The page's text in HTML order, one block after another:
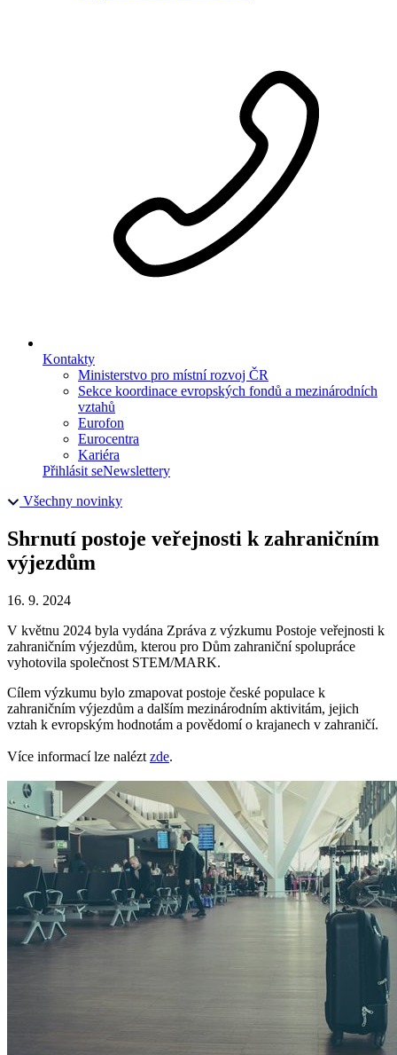
Kontakty
Ministerstvo pro místní rozvoj ČR
Sekce koordinace evropských fondů a mezinárodních
vztahů
Eurofon
Eurocentra
Kariéra
Přihlásit seNewslettery
Všechny novinky
Shrnutí postoje veřejnosti k zahraničním
výjezdům
16. 9. 2024
V květnu 2024 byla vydána Zpráva z výzkumu Postoje veřejnosti k
zahraničním výjezdům, kterou pro Dům zahraniční spolupráce
vyhotovila společnost STEM/MARK.
Cílem výzkumu bylo zmapovat postoje české populace k
zahraničním výjezdům a dalším mezinárodním aktivitám, jejich
vztah k evropským hodnotám a povědomí o krajanech v zahraničí.
Více informací lze nalézt zde.